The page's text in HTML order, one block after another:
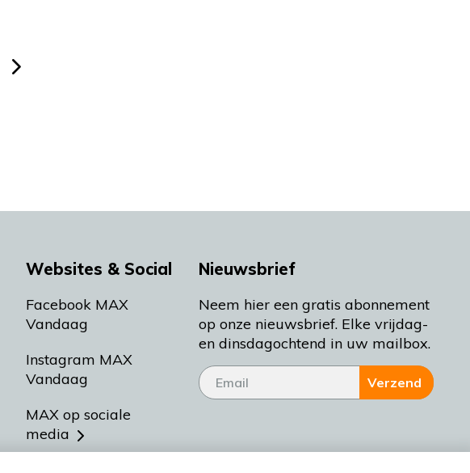
Websites & Social
Facebook MAX
Vandaag
Instagram MAX
Vandaag
MAX op sociale
media
Nieuwsbrief
Neem hier een gratis abonnement
op onze nieuwsbrief. Elke vrijdag-
en dinsdagochtend in uw mailbox.
Verzend